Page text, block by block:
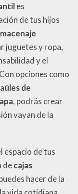
es
de tus hijos
juguetes y ropa,
y el
opciones como
de
, podrás crear
vayan de la
espacio de tus
decajas
hacer de la